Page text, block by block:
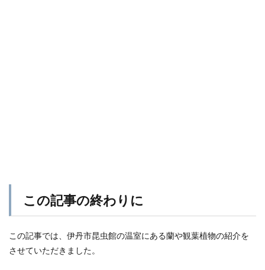
この記事の終わりに
この記事では、伊丹市昆虫館の温室にある蘭や観葉植物の紹介を
させていただきました。